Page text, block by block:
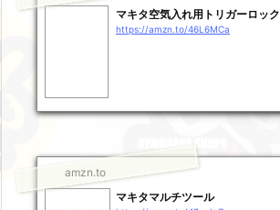
マキタ空気入れ用トリガーロック
https://amzn.to/46L6MCa
amzn.to
マキタマルチツール